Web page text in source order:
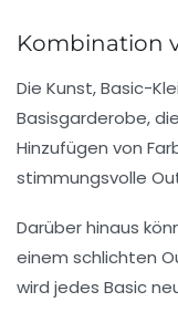
Kombination
Die Kunst,Basic-
Basisgarderobe,
Hinzufügen von
stimmungsvolle
Darüber hinaus
einem schlichten
wird jedes Basic